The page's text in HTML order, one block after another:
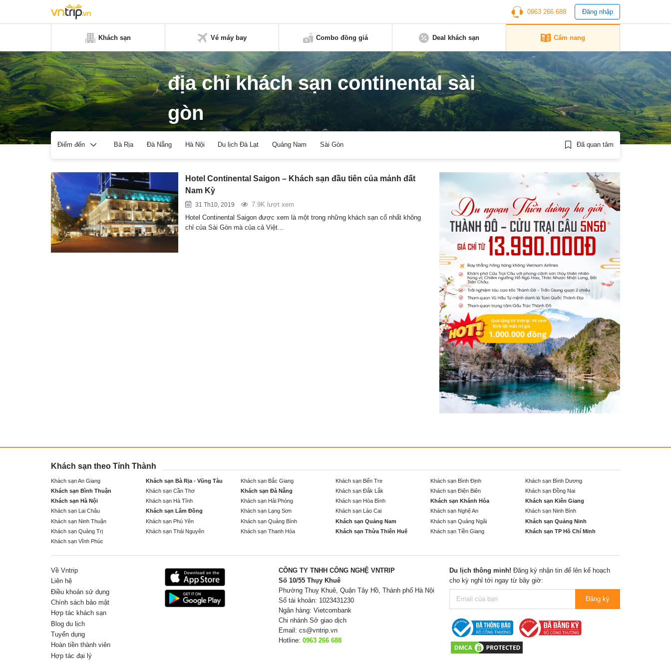
0963 266 688 Đăng nhập
Khách sạn Vé máy bay Combo đồng giá Deal khách sạn Cẩm nang
địa chỉ khách sạn continental sài
gòn
Điểm đến Bà Rịa Đà Nẵng Hà Nội Du lịch Đà Lạt Quảng Nam Sài Gòn Đã quan tâm
Hotel Continental Saigon – Khách sạn đầu tiên của mảnh đất
Nam Kỳ
31 Th10, 2019
7.9K lượt xem
Hotel Continental Saigon được xem là một trong những khách sạn cổ nhất không
chỉ của Sài Gòn mà của cả Việt…
Khách sạn theo Tỉnh Thành
Khách sạn An Giang Khách sạn Bà Rịa - Vũng Tàu Khách sạn Bắc Giang Khách sạn Bến Tre Khách sạn Bình Định
Khách sạn Bình Dương
Khách sạn Bình Thuận
Khách sạn Cần Thơ Khách sạn Đà Nẵng Khách sạn Đắk Lắk Khách sạn Điện Biên
Khách sạn Đồng Nai
Khách sạn Hà Nội
Khách sạn Hà Tĩnh Khách sạn Hải Phòng Khách sạn Hòa Bình Khách sạn Khánh Hòa
Khách sạn Kiên Giang
Khách sạn Lai Châu
Khách sạn Lâm Đồng Khách sạn Lạng Sơn Khách sạn Lào Cai Khách sạn Nghệ An
Khách sạn Ninh Bình
Khách sạn Ninh Thuận
Khách sạn Phú Yên Khách sạn Quảng Bình Khách sạn Quảng Nam Khách sạn Quảng Ngãi
Khách sạn Quảng Ninh
Khách sạn Quảng Trị
Khách sạn Thái Nguyên Khách sạn Thanh Hóa Khách sạn Thừa Thiên Huế Khách sạn Tiền Giang
Khách sạn TP Hồ Chí Minh
Khách sạn Vĩnh Phúc
Về Vntrip
Liên hệ
Điều khoản sử dụng
Chính sách bảo mật
Hợp tác khách sạn
Blog du lịch
Tuyển dụng
Hoàn tiền thành viên
Hợp tác đại lý
CÔNG TY TNHH CÔNG NGHỆ VNTRIP
Số 10/55 Thụy Khuê
Phường Thuỵ Khuê, Quận Tây Hồ, Thành phố Hà Nội
Số tài khoản: 1023431230
Ngân hàng: Vietcombank
Chi nhánh Sở giao dịch
Email: cs@vntrip.vn
Hotline: 0963 266 688
Du lịch thông minh! Đăng ký nhận tin để lên kế hoạch
cho kỳ nghỉ tới ngay từ bây giờ:
Đăng ký